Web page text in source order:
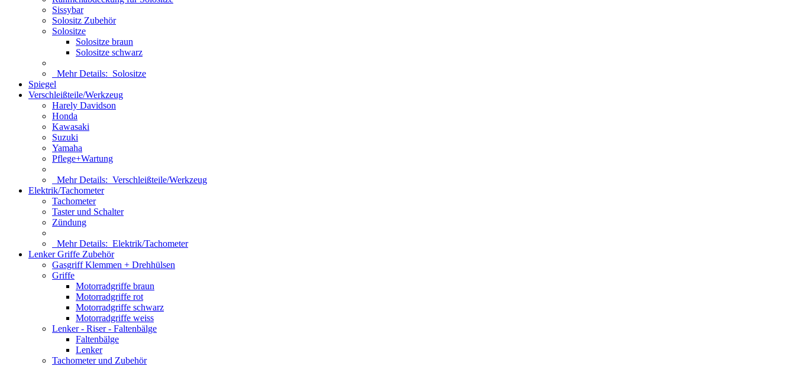
Sissybar
Solositz Zubehör
Solositze
Solositze braun
Solositze schwarz
Mehr Details: Solositze
Spiegel
Verschleißteile/Werkzeug
Harely Davidson
Honda
Kawasaki
Suzuki
Yamaha
Pflege+Wartung
Mehr Details: Verschleißteile/Werkzeug
Elektrik/Tachometer
Tachometer
Taster und Schalter
Zündung
Mehr Details: Elektrik/Tachometer
Lenker Griffe Zubehör
Gasgriff Klemmen + Drehhülsen
Griffe
Motorradgriffe braun
Motorradgriffe rot
Motorradgriffe schwarz
Motorradgriffe weiss
Lenker - Riser - Faltenbälge
Faltenbälge
Lenker
Tachometer und Zubehör